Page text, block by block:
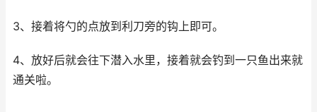
3、接着将勺的点放到利刀旁的钩上即可。
4、放好后就会往下潜入水里，接着就会钓到一只鱼出来就
通关啦。